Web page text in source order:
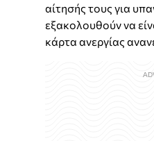
αίτησής τους για
εξακολουθούν να
κάρτα ανεργίας